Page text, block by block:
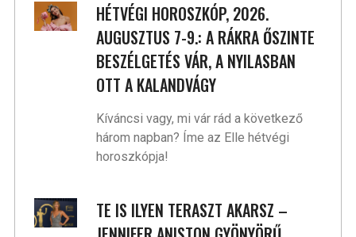
HÉTVÉGI HOROSZKÓP, 2026.
AUGUSZTUS 7-9.: A RÁKRA ŐSZINTE
BESZÉLGETÉS VÁR, A NYILASBAN
OTT A KALANDVÁGY
Kíváncsi vagy, mi vár rád a következő
három napban? Íme az Elle hétvégi
horoszkópja!
TE IS ILYEN TERASZT AKARSZ –